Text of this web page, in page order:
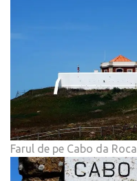
Farul de pe Cabo da Roca